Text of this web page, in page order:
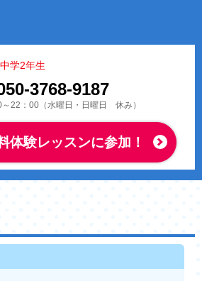
学2年生
3768-9187
22：00（水曜日・日曜日 休み）
体験レッスンに参加！